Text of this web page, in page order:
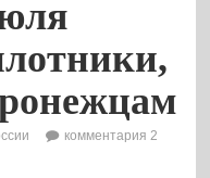
комментария 2